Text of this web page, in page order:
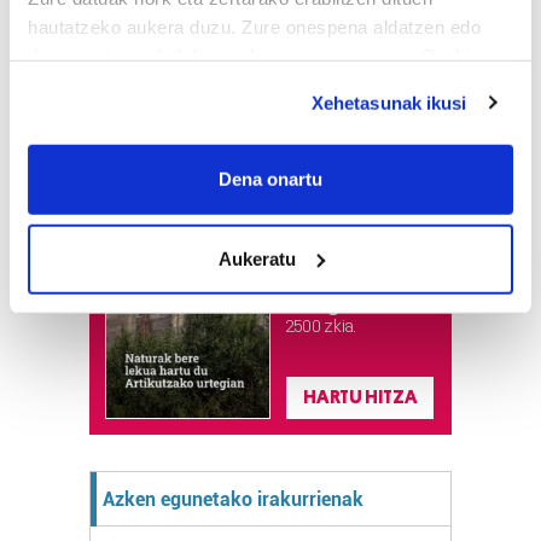
hautatzeko aukera duzu. Zure onespena aldatzen edo
If you allow, we would also like to:
Collect information about your geographical
meters
Identify your device by actively scanning it for
specific characteristics (fingerprinting)
Find out more about how your personal data is processed
and set your preferences in the
Guk eta gure bazkideek zure datu pertsonalak
prozesatzen ditugu, zure IP zenbakia, besteak beste,
teknologia erabiliz, cookieak adibidez, iragarki eta eduki
pertsonalizatuak eskaintzeko, iragarkiak eta edukia
neurtzeko, jendeari buruzko informazioa biltzeko eta
Xehetasunak ikusi
Dena onartu
Aukeratu
Naturak bere
lekua hartu du
2.500 zkia.
HARTU HITZA
Azken egunetako irakurrienak